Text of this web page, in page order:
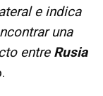
e indica
una
entre Rusia